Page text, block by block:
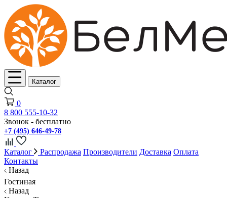
Каталог
0
8 800 555-10-32
Звонок - бесплатно
+7 (495) 646-49-78
Каталог Распродажа Производители Доставка Оплата
Контакты
Назад
Гостиная
Назад